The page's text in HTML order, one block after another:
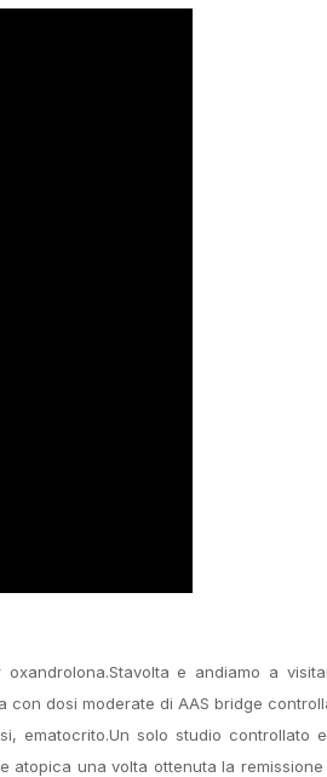
e andiamo a
con dosi moderate di AAS bridge
ematocrito.Un solo studio controllato
atopica una volta ottenuta la remissione